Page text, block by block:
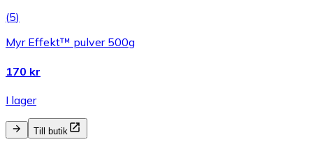
(5)
Myr Effekt™ pulver 500g
170 kr
I lager
Till butik